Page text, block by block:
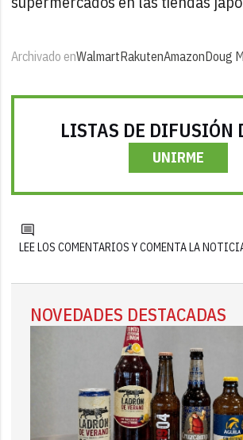
Archivado enWalmartRakutenAmazonDoug
LISTAS DE DIFUSIÓN
UNIRME
LEE LOS COMENTARIOS Y COMENTA LA
NOVEDADES DESTACADAS